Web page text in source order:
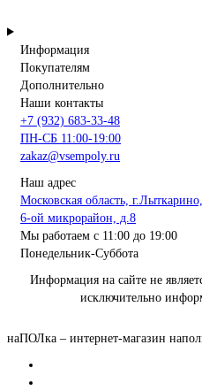
Информация
Покупателям
Дополнительно
Наши контакты
+7 (932) 683-33-48
ПН-СБ 11:00-19:00
zakaz@vsempoly.ru
Наш адрес
Московская область, г.Лыткарино,
6-ой микрорайон, д.8
Мы работаем с 11:00 до 19:00
Понедельник-Суббота
Информация на сайте не
исключительно
наПОЛка – интернет-магазин